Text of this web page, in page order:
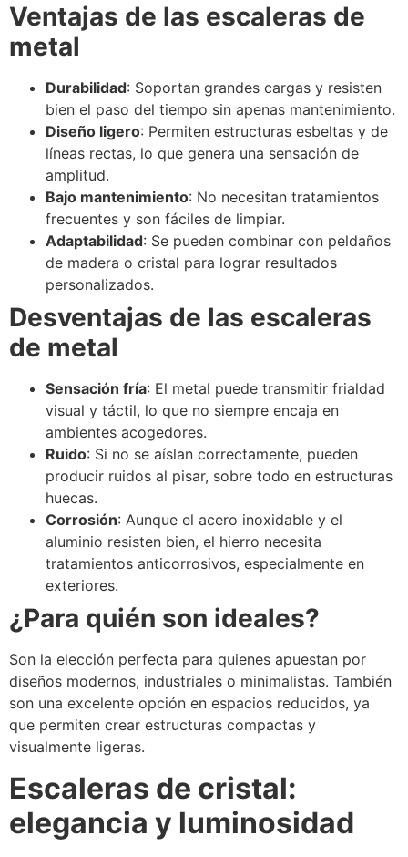
Ventajas de las escaleras de
metal
Durabilidad: Soportan grandes cargas y resisten
bien el paso del tiempo sin apenas mantenimiento.
Diseño ligero: Permiten estructuras esbeltas y de
líneas rectas, lo que genera una sensación de
amplitud.
Bajo mantenimiento: No necesitan tratamientos
frecuentes y son fáciles de limpiar.
Adaptabilidad: Se pueden combinar con peldaños
de madera o cristal para lograr resultados
personalizados.
Desventajas de las escaleras
de metal
Sensación fría: El metal puede transmitir frialdad
visual y táctil, lo que no siempre encaja en
ambientes acogedores.
Ruido: Si no se aíslan correctamente, pueden
producir ruidos al pisar, sobre todo en estructuras
huecas.
Corrosión: Aunque el acero inoxidable y el
aluminio resisten bien, el hierro necesita
tratamientos anticorrosivos, especialmente en
exteriores.
¿Para quién son ideales?
Son la elección perfecta para quienes apuestan por
diseños modernos, industriales o minimalistas. También
son una excelente opción en espacios reducidos, ya
que permiten crear estructuras compactas y
visualmente ligeras.
Escaleras de cristal:
elegancia y luminosidad